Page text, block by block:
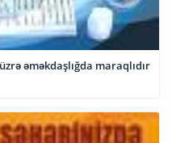
əməkdaşlığda maraqlıdır